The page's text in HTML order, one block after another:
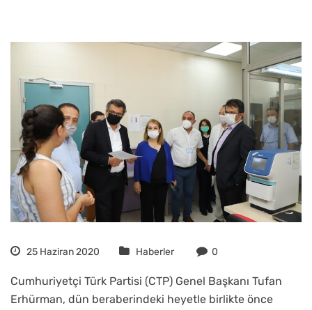
25 Haziran 2020 Haberler 0
Cumhuriyetçi Türk Partisi (CTP) Genel Başkanı Tufan
Erhürman, dün beraberindeki heyetle birlikte önce